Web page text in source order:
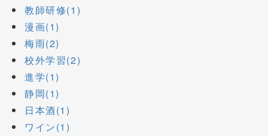
教師研修(1)
漫画(1)
梅雨(2)
校外学習(2)
進学(1)
静岡(1)
日本酒(1)
ワイン(1)